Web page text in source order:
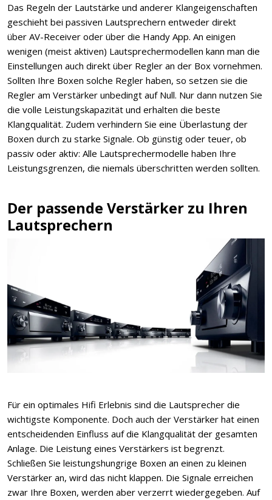
Das Regeln der Lautstärke und anderer Klangeigenschaften
geschieht bei passiven Lautsprechern entweder direkt
über AV-Receiver oder über die Handy App. An einigen
wenigen (meist aktiven) Lautsprechermodellen kann man die
Einstellungen auch direkt über Regler an der Box vornehmen.
Sollten Ihre Boxen solche Regler haben, so setzen sie die
Regler am Verstärker unbedingt auf Null. Nur dann nutzen Sie
die volle Leistungskapazität und erhalten die beste
Klangqualität. Zudem verhindern Sie eine Überlastung der
Boxen durch zu starke Signale. Ob günstig oder teuer, ob
passiv oder aktiv: Alle Lautsprechermodelle haben Ihre
Leistungsgrenzen, die niemals überschritten werden sollten.
Der passende Verstärker zu Ihren
Lautsprechern
Für ein optimales Hifi Erlebnis sind die Lautsprecher die
wichtigste Komponente. Doch auch der Verstärker hat einen
entscheidenden Einfluss auf die Klangqualität der gesamten
Anlage. Die Leistung eines Verstärkers ist begrenzt.
Schließen Sie leistungshungrige Boxen an einen zu kleinen
Verstärker an, wird das nicht klappen. Die Signale erreichen
zwar Ihre Boxen, werden aber verzerrt wiedergegeben. Auf